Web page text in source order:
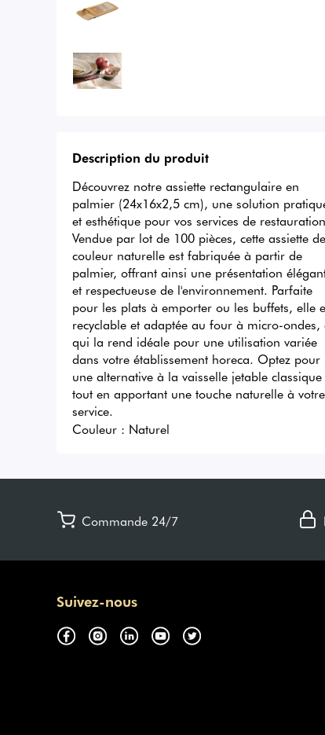
Description du produit
Découvrez notre assiette rectangulaire en
palmier (24x16x2,5 cm), une solution
et esthétique pour vos services de
Vendue par lot de 100 pièces, cette assiette de
couleur naturelle est fabriquée à partir de
palmier, offrant ainsi une présentation
et respectueuse de l'environnement. Parfaite
pour les plats à emporter ou les buffets, elle
recyclable et adaptée au four à micro-ondes,
qui la rend idéale pour une utilisation variée
dans votre établissement horeca. Optez pour
une alternative à la vaisselle jetable classique
tout en apportant une touche naturelle à votre
service.
Couleur : Naturel
Commande 24/7
Suivez-nous